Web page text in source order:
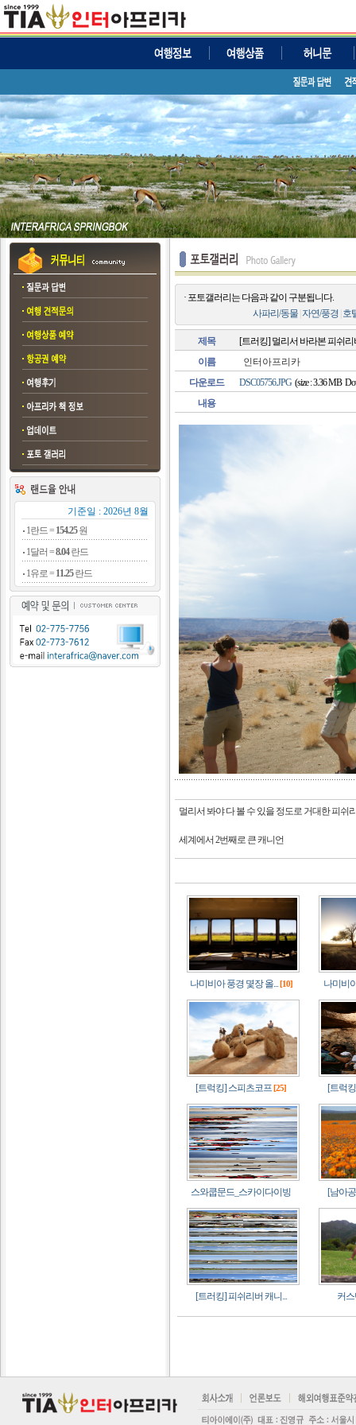
기준일 : 2026년 8월
1란드 = 154.25원
1달러 =8.04란드
1유로 = 11.25란드
· 포토갤러리는 다음과 같이 구분됩니다.
사파리/동물 자연/풍경 호
제목
[트러킹] 멀리서 바라본 피쉬
이름
인터아프리카
다운로드
DSC05756.JPG(size : 3.36 MB
내용
멀리서 봐야 다 볼 수 있을 정도로 거대한 피쉬
세계에서 2번째로 큰 캐니언
나미비아 풍경 몇장 올... [10] 나미비
[트럭킹] 스피츠코프 [25] [트럭
스와쿱문드_스카이다이빙 [남아
[트러킹] 피쉬리버 캐니... 커